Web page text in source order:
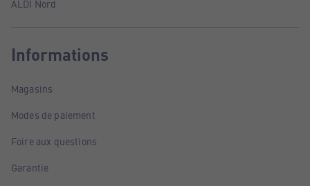
ALDI Nord
Informations
Magasins
Modes de paiement
Foire aux questions
Garantie